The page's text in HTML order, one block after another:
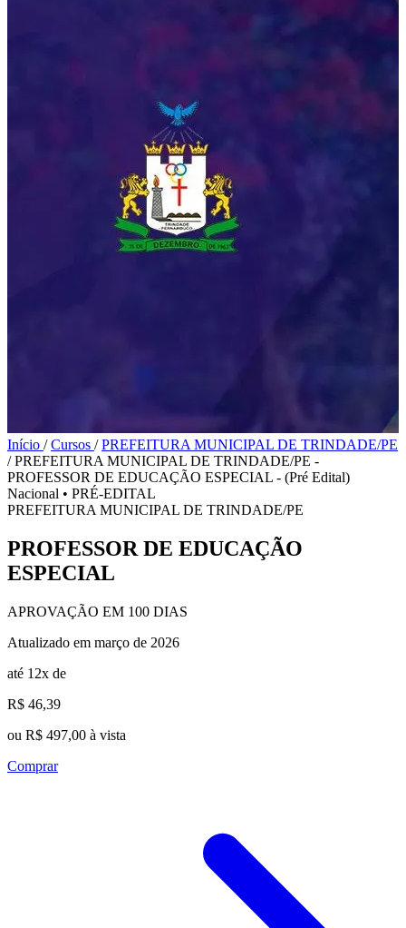
Início / Cursos / PREFEITURA MUNICIPAL DE TRINDADE/PE
/ PREFEITURA MUNICIPAL DE TRINDADE/PE -
PROFESSOR DE EDUCAÇÃO ESPECIAL - (Pré Edital)
Nacional • PRÉ-EDITAL
PREFEITURA MUNICIPAL DE TRINDADE/PE
PROFESSOR DE EDUCAÇÃO
ESPECIAL
APROVAÇÃO EM 100 DIAS
Atualizado em março de 2026
até 12x de
R$ 46,39
ou R$ 497,00 à vista
Comprar